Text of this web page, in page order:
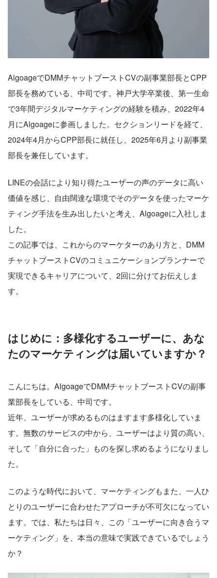
AlgoageでDMMチャットブーストCVの副事業部長とCPP
部長を務めている、中司です。神戸大学卒業後、第一生命
で3年間デジタルマーケティングの経験を積み、2022年4
月にAlgoageに参画しました。セクションリードを経て、
2024年4月からCPP部長に就任し、2025年6月より副事業
部長を兼任しています。
LINEの会話により知り得たユーザーの声のデータに高い
価値を感じ、自由闊達な環境でそのデータを使ったマーケ
ティング手法を生み出したいと考え、Algoageに入社しま
した。
この記事では、これからのマーケターのあり方と、DMM
チャットブーストCVのコミュニケーションプランナーで
実現できるキャリアについて、2回に分けてお伝えしま
す。
はじめに：多様化するユーザーに、あな
たのマーケティングは届いていますか？
こんにちは。AlgoageでDMMチャットブーストCVの副事
業部長をしている、中司です。
近年、ユーザーが求めるものはますます多様化していま
す。無数のサービスの中から、ユーザーはより質の高い、
そして「自分に合った」ものを探し求めるようになりまし
た。
このような時代において、マーケティングもまた、一人ひ
とりのユーザーに合わせたアプローチが不可欠になってい
ます。では、私たちは日々、この「ユーザーに向き合うマ
ーケティング」を、本当の意味で実践できているでしょう
か？